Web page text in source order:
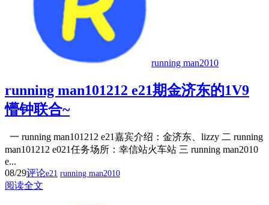
running man2010
running man101212 e21期金济东的1V9
懵钟联合~
一 running man101212 e21嘉宾介绍：金济东、lizzy 二 running
man101212 e021任务场所：幸信站火车站 三 running man2010
e...
08/29评论e21 running man2010
阅读全文